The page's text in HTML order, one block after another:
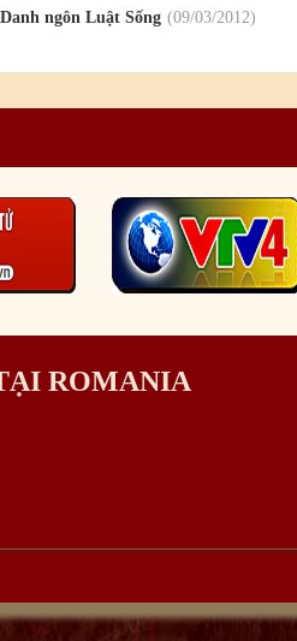
ngôn Luật Sống 09/03/2012
ROMANIA